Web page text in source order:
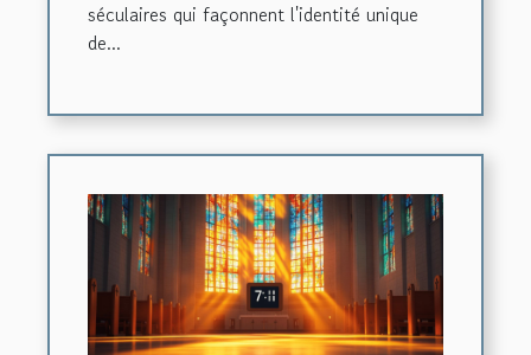
séculaires qui façonnent l'identité unique
de...